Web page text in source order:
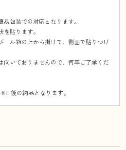
包装での対応となります。
貼ります。
ール箱の上から掛けて、側面で貼りつけ
向いておりませんので、何卒ご了承くだ
後の納品となります。